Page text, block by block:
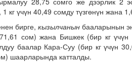
кг үчүн 40,49 сомду түзгөнүн жана
бирге,кызылчанынбааларынын
71,61 сом) жана Бишкек (бир кг
баалар Кара-Суу (бир кг үчүн
шаарларында катталды.